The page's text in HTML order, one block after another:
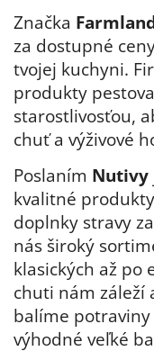
Značka
za dostupné
tvojej kuchyni.
produkty
starostlivosťou,
chuť a výživové
Poslaním Nutivy
kvalitné
doplnky stravy
nás široký
klasických až po
chuti nám záleží
balíme
výhodné veľké